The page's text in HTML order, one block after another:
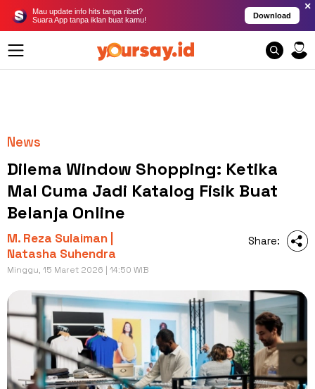
Mau update info hits tanpa ribet?
Suara App tanpa iklan buat kamu!
Download
×
News
Dilema Window Shopping: Ketika
Mal Cuma Jadi Katalog Fisik Buat
Belanja Online
M. Reza Sulaiman |
Natasha Suhendra
Minggu, 15 Maret 2026 | 14:50 WIB
Share: